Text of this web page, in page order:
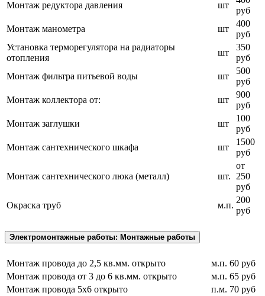
Монтаж редуктора давления
шт
руб
Монтаж манометра
шт
400
руб
Установка терморегулятора на радиаторы
отопления
шт
350
руб
Монтаж фильтра питьевой воды
шт
500
руб
Монтаж коллектора от:
шт
900
руб
Монтаж заглушки
шт
100
руб
Монтаж сантехнического шкафа
шт
1500
руб
Монтаж сантехнического люка (металл) шт.
от
250
руб
Окраска труб
м.п.
200
руб
Электромонтажные работы: Монтажные работы
Монтаж провода до 2,5 кв.мм. открыто м.п. 60 руб
Монтаж провода от 3 до 6 кв.мм. открыто
м.п. 65 руб
Монтаж провода 5х6 открыто
п.м. 70 руб